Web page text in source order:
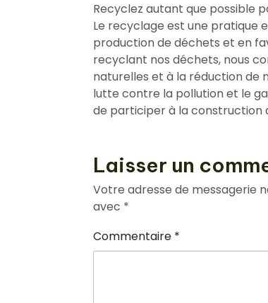
Recyclez autant que possible
Le recyclage est une pratique
production de déchets et en
recyclant nos déchets, nous
naturelles et à la réduction de
lutte contre la pollution et le
de participer à la construction
Laisser un
Votre adresse de messagerie
avec *
Commentaire *